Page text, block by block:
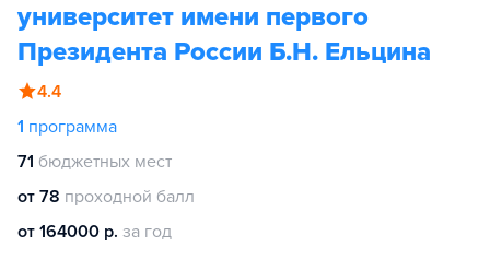
университет имени первого
Президента России Б.Н. Ельцина
4.4
1 программа
71 бюджетных мест
от 78 проходной балл
от 164000 р. за год